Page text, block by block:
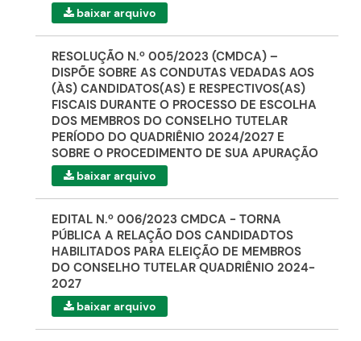
baixar arquivo
RESOLUÇÃO N.º 005/2023 (CMDCA) –
DISPÕE SOBRE AS CONDUTAS VEDADAS AOS
(ÀS) CANDIDATOS(AS) E RESPECTIVOS(AS)
FISCAIS DURANTE O PROCESSO DE ESCOLHA
DOS MEMBROS DO CONSELHO TUTELAR
PERÍODO DO QUADRIÊNIO 2024/2027 E
SOBRE O PROCEDIMENTO DE SUA APURAÇÃO
baixar arquivo
EDITAL N.º 006/2023 CMDCA - TORNA
PÚBLICA A RELAÇÃO DOS CANDIDADTOS
HABILITADOS PARA ELEIÇÃO DE MEMBROS
DO CONSELHO TUTELAR QUADRIÊNIO 2024-
2027
baixar arquivo